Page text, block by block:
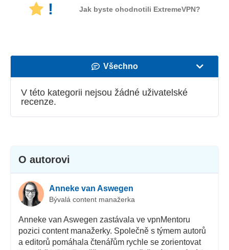
! Jak byste ohodnotili ExtremeVPN?
Všechno
Rychlost
V této kategorii nejsou žádné uživatelské
recenze.
O autorovi
Anneke van Aswegen
Bývalá content manažerka
Anneke van Aswegen zastávala ve vpnMentoru
pozici content manažerky. Společně s týmem autorů
a editorů pomáhala čtenářům rychle se zorientovat